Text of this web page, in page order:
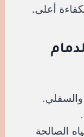
أعلى.
والسفلي.
الصالحة